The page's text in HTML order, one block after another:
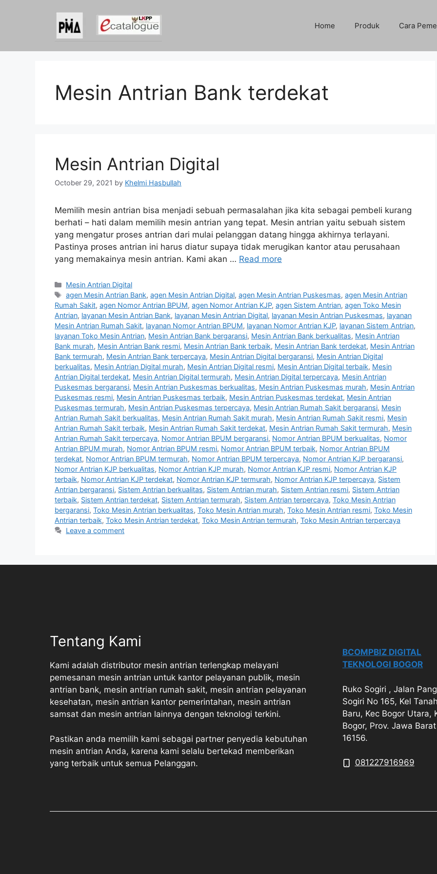
Home Produk Cara
Mesin Antrian Bank terdekat
Mesin Antrian Digital
October 29, 2021 by Khelmi Hasbullah
Memilih mesin antrian bisa menjadi sebuah permasalahan jika kita sebagai pembeli kurang
berhati – hati dalam memilih mesin antrian yang tepat. Mesin antrian yaitu sebuah sistem
yang mengatur proses antrian dari mulai pelanggan datang hingga akhirnya terlayani.
Pastinya proses antrian ini harus diatur supaya tidak merugikan kantor atau perusahaan
yang memakainya mesin antrian. Kami akan … Read more
Categories
Mesin Antrian Digital
Tags
agen Mesin Antrian Bank,agen Mesin Antrian Digital,agen Mesin Antrian Puskesmas,agen Mesin Antrian
Rumah Sakit, agen Nomor Antrian BPUM, agen Nomor Antrian KJP, agen Sistem Antrian, agen Toko Mesin
Antrian, layanan Mesin Antrian Bank, layanan Mesin Antrian Digital, layanan Mesin Antrian Puskesmas, layanan
Mesin Antrian Rumah Sakit, layanan Nomor Antrian BPUM, layanan Nomor Antrian KJP, layanan Sistem Antrian,
layanan Toko Mesin Antrian, Mesin Antrian Bank bergaransi, Mesin Antrian Bank berkualitas, Mesin Antrian
Bank murah, Mesin Antrian Bank resmi, Mesin Antrian Bank terbaik, Mesin Antrian Bank terdekat, Mesin Antrian
Bank termurah, Mesin Antrian Bank terpercaya, Mesin Antrian Digital bergaransi, Mesin Antrian Digital
berkualitas, Mesin Antrian Digital murah, Mesin Antrian Digital resmi, Mesin Antrian Digital terbaik, Mesin
Antrian Digital terdekat, Mesin Antrian Digital termurah, Mesin Antrian Digital terpercaya, Mesin Antrian
Puskesmas bergaransi, Mesin Antrian Puskesmas berkualitas, Mesin Antrian Puskesmas murah, Mesin Antrian
Puskesmas resmi, Mesin Antrian Puskesmas terbaik, Mesin Antrian Puskesmas terdekat, Mesin Antrian
Puskesmas termurah, Mesin Antrian Puskesmas terpercaya, Mesin Antrian Rumah Sakit bergaransi, Mesin
Antrian Rumah Sakit berkualitas, Mesin Antrian Rumah Sakit murah, Mesin Antrian Rumah Sakit resmi, Mesin
Antrian Rumah Sakit terbaik, Mesin Antrian Rumah Sakit terdekat, Mesin Antrian Rumah Sakit termurah, Mesin
Antrian Rumah Sakit terpercaya, Nomor Antrian BPUM bergaransi, Nomor Antrian BPUM berkualitas, Nomor
Antrian BPUM murah, Nomor Antrian BPUM resmi, Nomor Antrian BPUM terbaik, Nomor Antrian BPUM
terdekat, Nomor Antrian BPUM termurah, Nomor Antrian BPUM terpercaya, Nomor Antrian KJP bergaransi,
Nomor Antrian KJP berkualitas, Nomor Antrian KJP murah, Nomor Antrian KJP resmi, Nomor Antrian KJP
terbaik, Nomor Antrian KJP terdekat, Nomor Antrian KJP termurah, Nomor Antrian KJP terpercaya, Sistem
Antrian bergaransi, Sistem Antrian berkualitas, Sistem Antrian murah, Sistem Antrian resmi, Sistem Antrian
terbaik, Sistem Antrian terdekat, Sistem Antrian termurah, Sistem Antrian terpercaya, Toko Mesin Antrian
bergaransi, Toko Mesin Antrian berkualitas, Toko Mesin Antrian murah, Toko Mesin Antrian resmi, Toko Mesin
Antrian terbaik, Toko Mesin Antrian terdekat, Toko Mesin Antrian termurah, Toko Mesin Antrian terpercaya
Leave a comment
Tentang Kami
Kami adalah distributor mesin antrian terlengkap melayani
pemesanan mesin antrian untuk kantor pelayanan publik, mesin
antrian bank, mesin antrian rumah sakit, mesin antrian pelayanan
kesehatan, mesin antrian kantor pemerintahan, mesin antrian
samsat dan mesin antrian lainnya dengan teknologi terkini.
Pastikan anda memilih kami sebagai partner penyedia kebutuhan
mesin antrian Anda, karena kami selalu bertekad memberikan
yang terbaik untuk semua Pelanggan.
BCOMPBIZ DIGITAL
TEKNOLOGI BOGOR
Ruko Sogiri , Jalan
Sogiri No 165, Kel Tanah
Baru, Kec Bogor Utara,
Bogor, Prov. Jawa Barat
16156.
081227916969